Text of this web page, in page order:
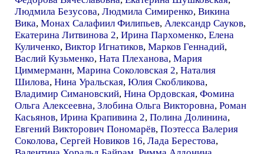
Людмила Безусова, Людмила Симиренко, Викина
Вика, Монах Салафиил Филипьев, Александр Сауков,
Екатерина Литвинова 2, Ирина Пархоменко, Елена
Куличенко, Виктор Игнатиков, Марков Геннадий,
Васлий Кузьменко, Ната Плеханова, Мария
Циммерманн, Марина Соколовская 2, Наталия
Шилова, Нина Уральская, Юлия Скобликова,
Владимир Симановский, Нина Ордовская, Фомина
Ольга Алексеевна, Злобина Ольга Викторовна, Роман
Касьянов, Ирина Крапивина 2, Полина Долинина,
Евгений Викторович Пономарёв, Поэтесса Валерия
Соколова, Сергей Новиков 16, Лада Берестова,